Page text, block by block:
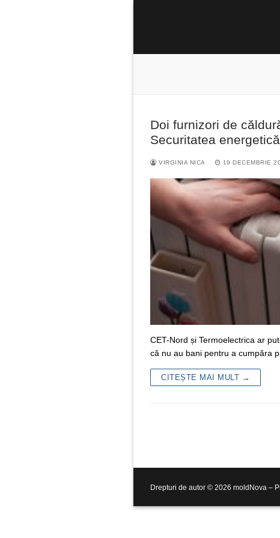
după:
Doi furnizori de
Securitatea
VIRGINIA NICA 19 DECEMBRIE
CET-Nord și Termoelectrica ar
că nu au bani pentru a cumpăra
CITEȘTE MAI MULT →
Drepturi de autor © 2026 moldNova –